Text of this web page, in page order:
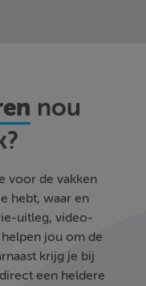
nou
voor de vakken
hebt, waar en
uitleg, video-
jou om de
krijg je bij
een heldere